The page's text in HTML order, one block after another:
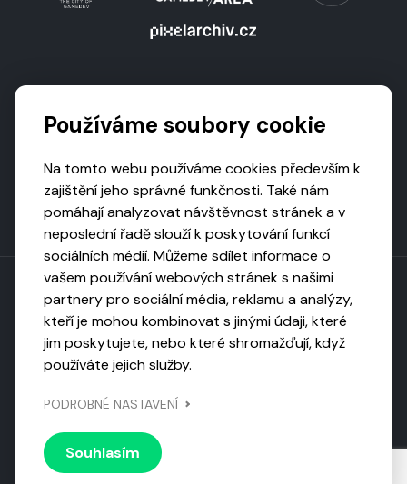
Toto dílo podléhá licenci CC BY-NC-ND
Uveďte původ, neužívejte komerčně, nezpracovávejte.
Národní knihovnou ČR
© 2026 Visiongame. Všechna práva vyhrazena.
ochrany soukromí
Používáme soubory cookie
Na tomto webu používáme cookies především k
zajištění jeho správné funkčnosti. Také nám
pomáhají analyzovat návštěvnost stránek a v
neposlední řadě slouží k poskytování funkcí
sociálních médií. Můžeme sdílet informace o
vašem používání webových stránek s našimi
partnery pro sociální média, reklamu a analýzy,
kteří je mohou kombinovat s jinými údaji, které
jim poskytujete, nebo které shromažďují, když
používáte jejich služby.
PODROBNÉ NASTAVENÍ
Souhlasím